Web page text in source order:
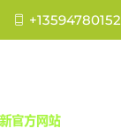
+13594780152